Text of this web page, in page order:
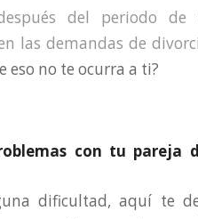
del periodo de
las demandas de
eso no te ocurra a ti?
con tu pareja
dificultad, aquí te